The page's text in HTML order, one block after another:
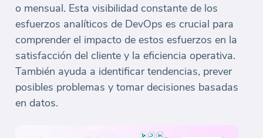
o mensual. Esta visibilidad constante de los
esfuerzos analíticos de DevOps es crucial para
comprender el impacto de estos esfuerzos en la
satisfacción del cliente y la eficiencia operativa.
También ayuda a identificar tendencias, prever
posibles problemas y tomar decisiones basadas
en datos.